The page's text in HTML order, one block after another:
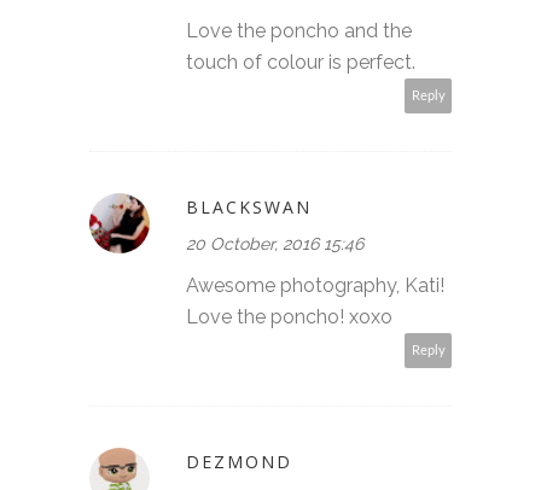
Love the poncho and the
touch of colour is perfect.
Reply
BLACKSWAN
20 October, 2016 15:46
Awesome photography, Kati!
Love the poncho! xoxo
Reply
DEZMOND